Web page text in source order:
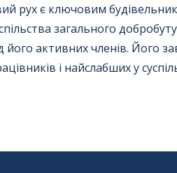
рух є ключовим
загального
його активних членів. Його
і найслабших у